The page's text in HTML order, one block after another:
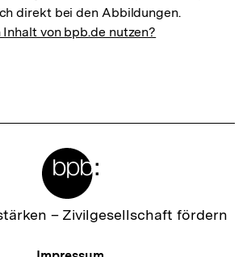
direkt bei den Abbildungen.
Inhalt von bpb.de nutzen?
– Zivilgesellschaft fördern